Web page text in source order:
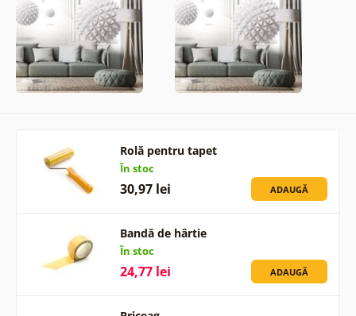
Rolă pentru tapet
În stoc
30,97 lei ADAUGĂ
Bandă de hârtie
În stoc
24,77 lei ADAUGĂ